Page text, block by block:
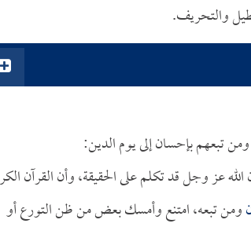
والتحريف.
تبعهم بإحسان إلى يوم الدين:
عز وجل قد تكلم على الحقيقة، وأن القرآن
ومن تبعه، امتنع وأمسك بعض من ظن التورع أو